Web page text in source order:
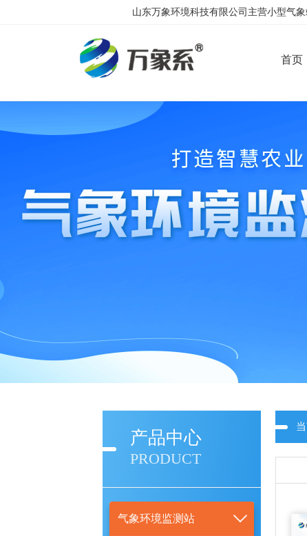
山东万象环境科技有限公司主营小型气
首页
产品中心
PRODUCT
气象环境监测站